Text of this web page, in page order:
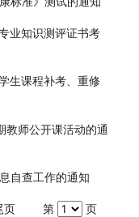
业知识测评证书考
生课程补考、重修
教师公开课活动的通
自查工作的通知
页 第 页